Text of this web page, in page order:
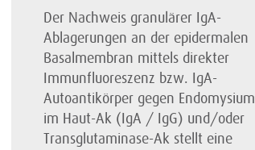
Der Nachweis granulärer IgA-
Ablagerungen an der epidermalen
Basalmembran mittels direkter
Immunfluoreszenz bzw. IgA-
Autoantikörper gegen Endomysium
im Haut-Ak (IgA / IgG) und/oder
Transglutaminase-Ak stellt eine